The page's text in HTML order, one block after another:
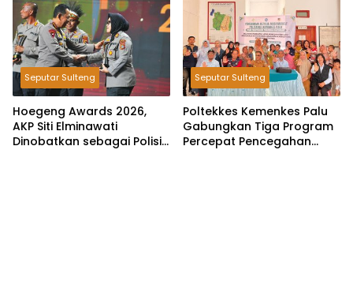
Seputar Sulteng
Hoegeng Awards 2026,
AKP Siti Elminawati
Dinobatkan sebagai Polisi
Seputar Sulteng
Poltekkes Kemenkes Palu
Gabungkan Tiga Program
Percepat Pencegahan